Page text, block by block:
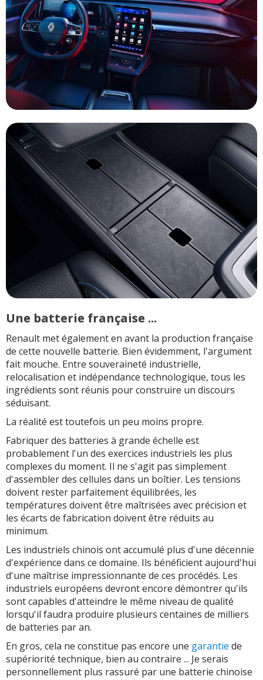
Une batterie française ...
Renault met également en avant la production française
de cette nouvelle batterie. Bien évidemment, l'argument
fait mouche. Entre souveraineté industrielle,
relocalisation et indépendance technologique, tous les
ingrédients sont réunis pour construire un discours
séduisant.
La réalité est toutefois un peu moins propre.
Fabriquer des batteries à grande échelle est
probablement l'un des exercices industriels les plus
complexes du moment. Il ne s'agit pas simplement
d'assembler des cellules dans un boîtier. Les tensions
doivent rester parfaitement équilibrées, les
températures doivent être maîtrisées avec précision et
les écarts de fabrication doivent être réduits au
minimum.
Les industriels chinois ont accumulé plus d'une décennie
d'expérience dans ce domaine. Ils bénéficient aujourd'hui
d'une maîtrise impressionnante de ces procédés. Les
industriels européens devront encore démontrer qu'ils
sont capables d'atteindre le même niveau de qualité
lorsqu'il faudra produire plusieurs centaines de milliers
de batteries par an.
En gros, cela ne constitue pas encore une garantie de
supériorité technique, bien au contraire ... Je serais
personnellement plus rassuré par une batterie chinoise